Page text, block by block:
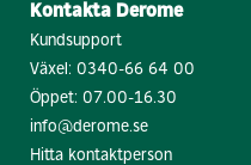
Kontakta Derome
Kundsupport
Växel: 0340-66 64 00
Öppet: 07.00-16.30
info@derome.se
Hitta kontaktperson